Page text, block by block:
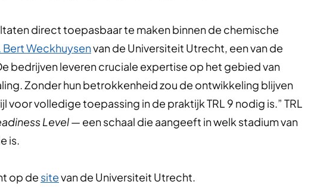
direct toepasbaar te maken binnen de chemische
Bert Weckhuysenvan de Universiteit Utrecht, een van de
bedrijven leveren cruciale expertise op het gebied van
Zonder hun betrokkenheid zou de ontwikkeling blijven
voor volledige toepassing in de praktijk TRL 9 nodig is.” TRL
Level— een schaal die aangeeft in welk stadium van
is.
op de sitevan de Universiteit Utrecht.